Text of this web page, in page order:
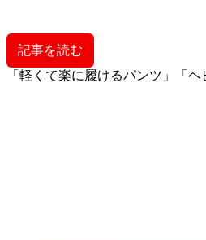
記事を読む
「軽くて楽に履けるパンツ」「